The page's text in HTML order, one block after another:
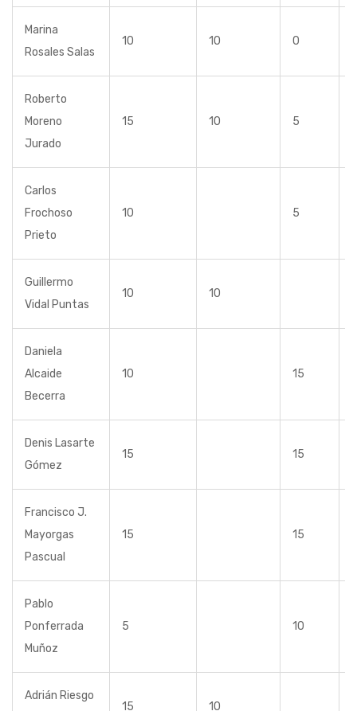
Marina
Rosales Salas
10 10 0
Roberto
Moreno
Jurado
15 10 5
Carlos
Frochoso
Prieto
10 5
Guillermo
Vidal Puntas
10 10
Daniela
Alcaide
Becerra
10 15
Denis Lasarte
Gómez
15 15
Francisco J.
Mayorgas
Pascual
15 15
Pablo
Ponferrada
Muñoz
5 10
Adrián Riesgo
15 10